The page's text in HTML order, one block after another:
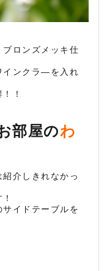
ロンズメッキ仕
インクラ―を入れ
！
部屋のわ
介しきれなかっ
イドテーブルを